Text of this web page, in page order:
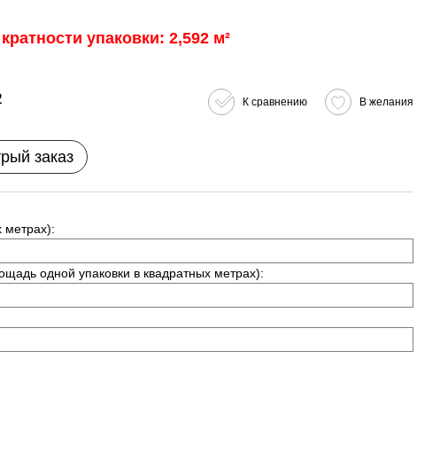
упаковки: 2,592 м²
К сравнению В желания
заказ
метрах):
одной упаковки в квадратных метрах):